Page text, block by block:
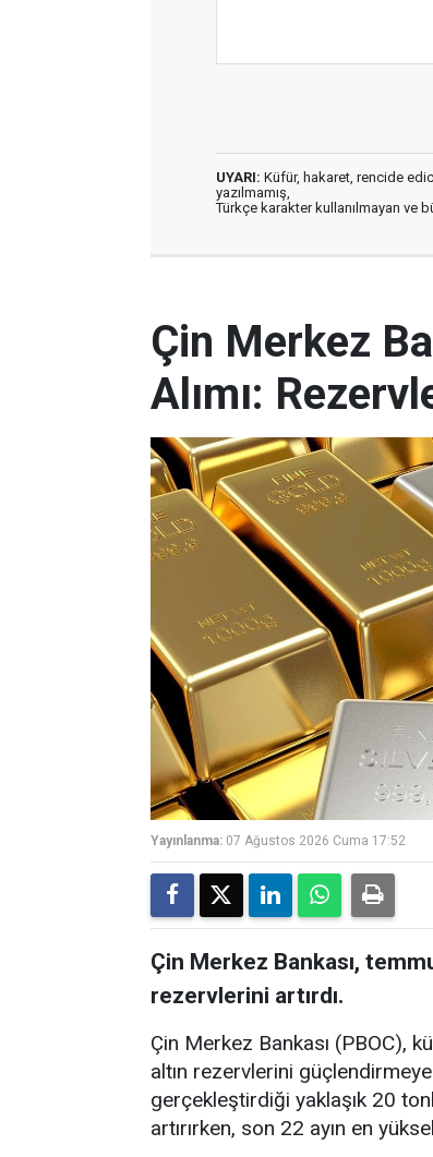
UYARI: Küfür, hakaret, rencide
yazılmamış,
Türkçe karakter kullanılmayan ve
Çin Merkez
Alımı:
Yayınlanma: 07 Ağustos 2026 Cuma 17:52
Çin Merkez Bankası,
rezervlerini artırdı.
Çin Merkez Bankası (PBOC),
altın rezervlerini
gerçekleştirdiği yaklaşık 20
artırırken, son 22 ayın en